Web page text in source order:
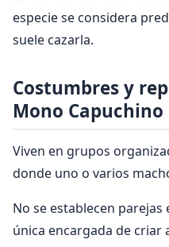
especie se considera
suele cazarla.
Costumbres y
Mono Capuchino
Viven en grupos
donde uno o varios
No se establecen parejas
única encargada de criar